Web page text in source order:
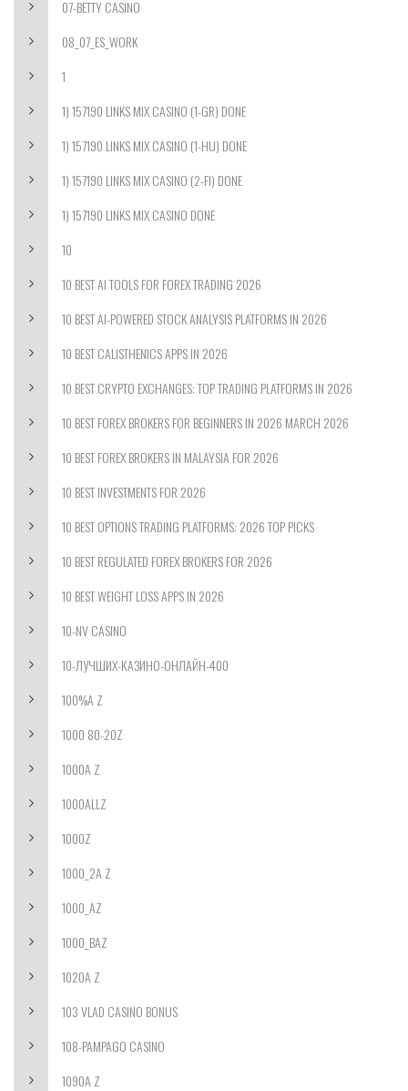
07-BETTY CASINO
08_07_ES_WORK
1
1) 157190 LINKS MIX CASINO (1-GR) DONE
1) 157190 LINKS MIX CASINO (1-HU) DONE
1) 157190 LINKS MIX CASINO (2-FI) DONE
1) 157190 LINKS MIX CASINO DONE
10
10 BEST AI TOOLS FOR FOREX TRADING 2026
10 BEST AI-POWERED STOCK ANALYSIS PLATFORMS IN 2026
10 BEST CALISTHENICS APPS IN 2026
10 BEST CRYPTO EXCHANGES: TOP TRADING PLATFORMS IN 2026
10 BEST FOREX BROKERS FOR BEGINNERS IN 2026 MARCH 2026
10 BEST FOREX BROKERS IN MALAYSIA FOR 2026
10 BEST INVESTMENTS FOR 2026
10 BEST OPTIONS TRADING PLATFORMS: 2026 TOP PICKS
10 BEST REGULATED FOREX BROKERS FOR 2026
10 BEST WEIGHT LOSS APPS IN 2026
10-NV CASINO
10-ЛУЧШИХ-КАЗИНО-ОНЛАЙН-400
100%A Z
1000 80-20Z
1000A Z
1000ALLZ
1000Z
1000_2A Z
1000_AZ
1000_BAZ
1020A Z
103 VLAD CASINO BONUS
108-PAMPAGO CASINO
1090A Z